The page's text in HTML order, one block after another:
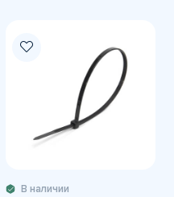
В наличии